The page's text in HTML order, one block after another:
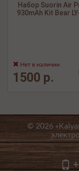
Набор Suorin Air
930mAh Kit Bear
Нет в наличии
1500 р.
© 2026